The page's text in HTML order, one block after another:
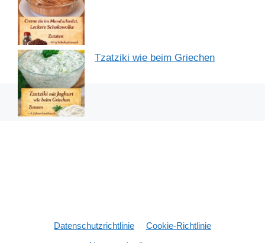
Tzatziki wie beim Griechen
Datenschutzrichtlinie
Cookie-Richtlinie